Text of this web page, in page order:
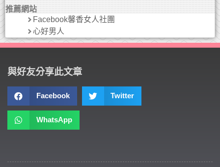
推薦網站
Facebook馨香女人社團
心好男人
與好友分享此文章
Facebook Twitter
WhatsApp